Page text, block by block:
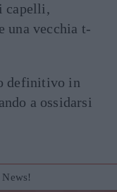
capelli,
una vecchia t-
definitivo in
a ossidarsi